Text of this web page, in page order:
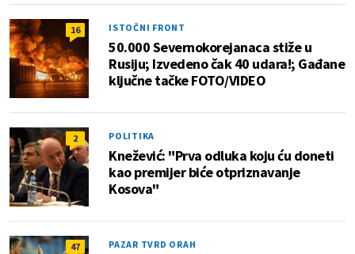
16 ISTOČNI FRONT
50.000 Severnokorejanaca stiže u
Rusiju; Izvedeno čak 40 udara!; Gađane
ključne tačke FOTO/VIDEO
2 POLITIKA
Knežević: "Prva odluka koju ću doneti
kao premijer biće otpriznavanje
Kosova"
47 PAZAR TVRD ORAH